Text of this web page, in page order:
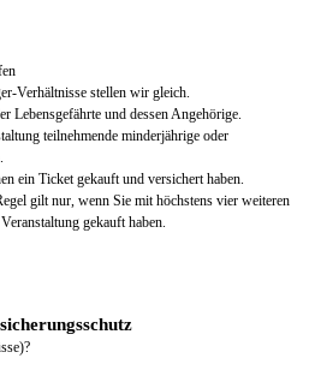
Verhältnisse stellen wir gleich.
und dessen Angehörige.
teilnehmende minderjährige oder
ein Ticket gekauft und versichert haben.
gilt nur, wenn Sie mit höchstens vier weiteren
gekauft haben.